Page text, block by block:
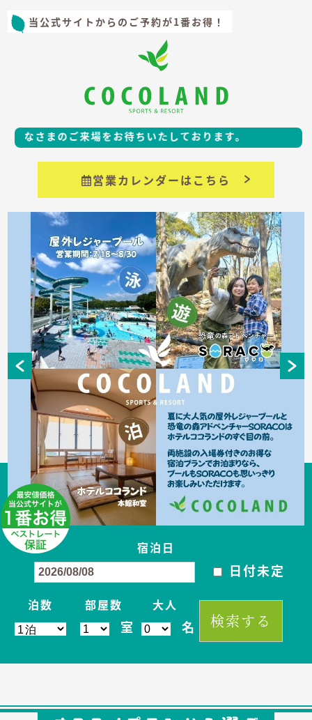
当公式サイトからのご予約が1番お得！
まのご来場をお待ちいたしております。
営業カレンダーはこちら
宿泊日
日付未定
泊数 部屋数
室
大人
名 検索する